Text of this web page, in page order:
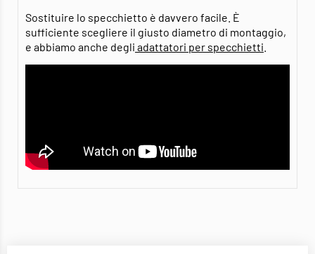
Sostituire lo specchietto è davvero facile. È
sufficiente scegliere il giusto diametro di montaggio,
e abbiamo anche degli adattatori per specchietti